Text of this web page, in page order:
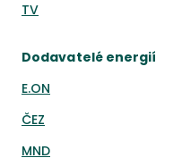
TV
Dodavatelé energií
E.ON
ČEZ
MND